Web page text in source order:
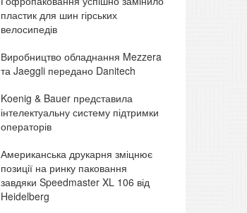
пластик для шин гірських
велосипедів
Виробництво обладнання Mezzera
та Jaeggli передано Danitech
Koenig & Bauer представила
інтелектуальну систему підтримки
операторів
Американська друкарня зміцнює
позиції на ринку паковання
завдяки Speedmaster XL 106 від
Heidelberg